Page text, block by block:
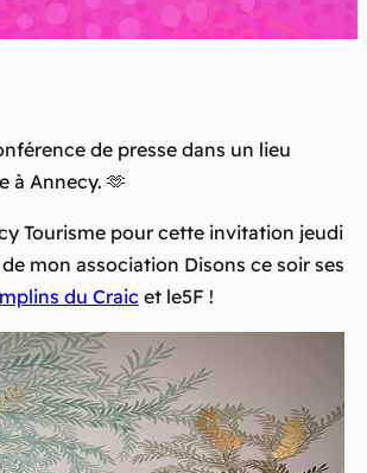
de presse dans un lieu
à Annecy. 🫶
Tourisme pour cette invitation jeudi
mon association Disons ce soir ses
du Craic et le5F !